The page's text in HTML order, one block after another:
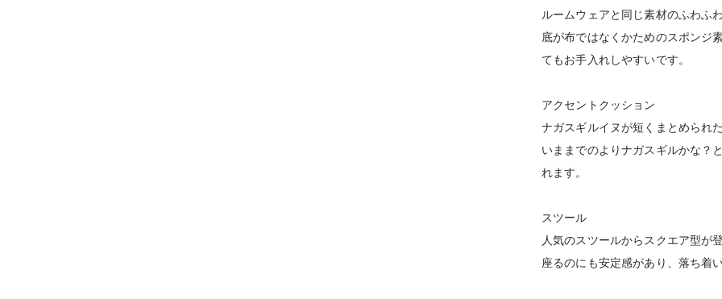
ルームウェアと同じ素材のふわふ
底が布ではなくかためのスポンジ
てもお手入れしやすいです。
アクセントクッション
ナガスギルイヌが短くまとめられ
いままでのよりナガスギルかな？
れます。
スツール
人気のスツールからスクエア型が
座るのにも安定感があり、落ち着